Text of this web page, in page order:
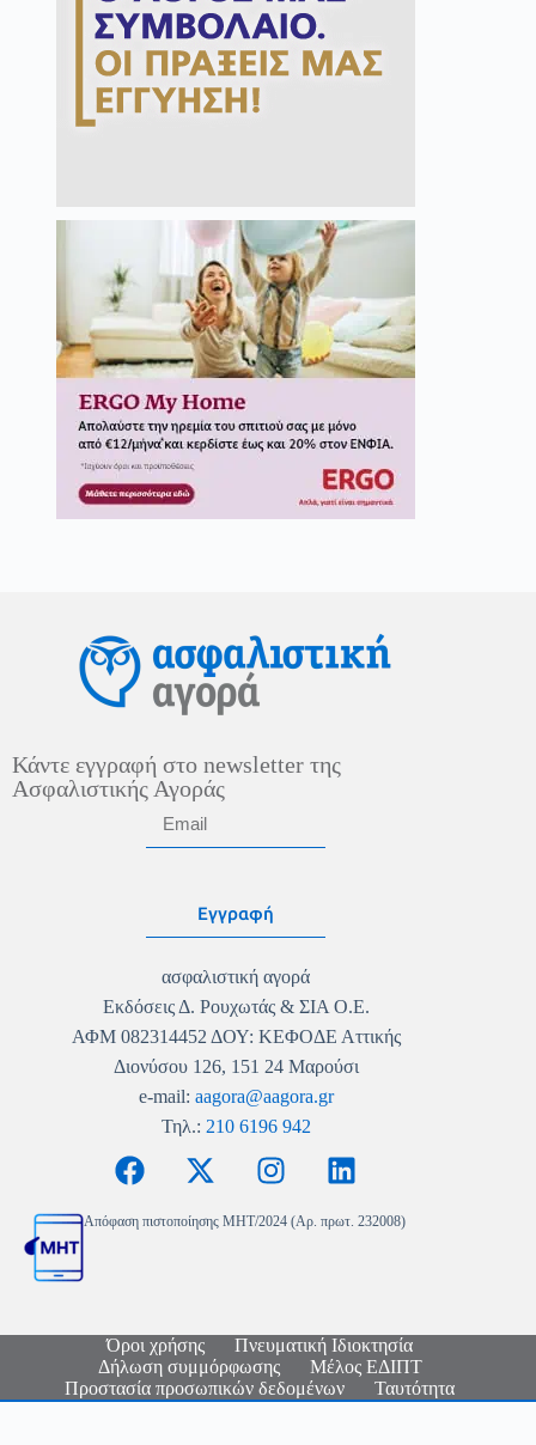
Κάντε εγγραφή στο newsletter της
Ασφαλιστικής Αγοράς
Εγγραφή
ασφαλιστική αγορά
Εκδόσεις Δ. Ρουχωτάς & ΣΙΑ Ο.Ε.
ΑΦΜ 082314452 ΔΟΥ: ΚΕΦΟΔΕ Αττικής
Διονύσου 126, 151 24 Μαρούσι
e-mail: aagora@aagora.gr
Τηλ.: 210 6196 942
Απόφαση πιστοποίησης MHT/2024 (Αρ. πρωτ. 232008)
Όροι χρήσης
Πνευματική Ιδιοκτησία
Δήλωση συμμόρφωσης
Μέλος ΕΔΙΠΤ
Προστασία προσωπικών δεδομένων
Ταυτότητα